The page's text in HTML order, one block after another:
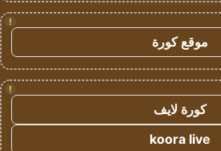
!
موقع كورة
!
كورة لايف
koora live